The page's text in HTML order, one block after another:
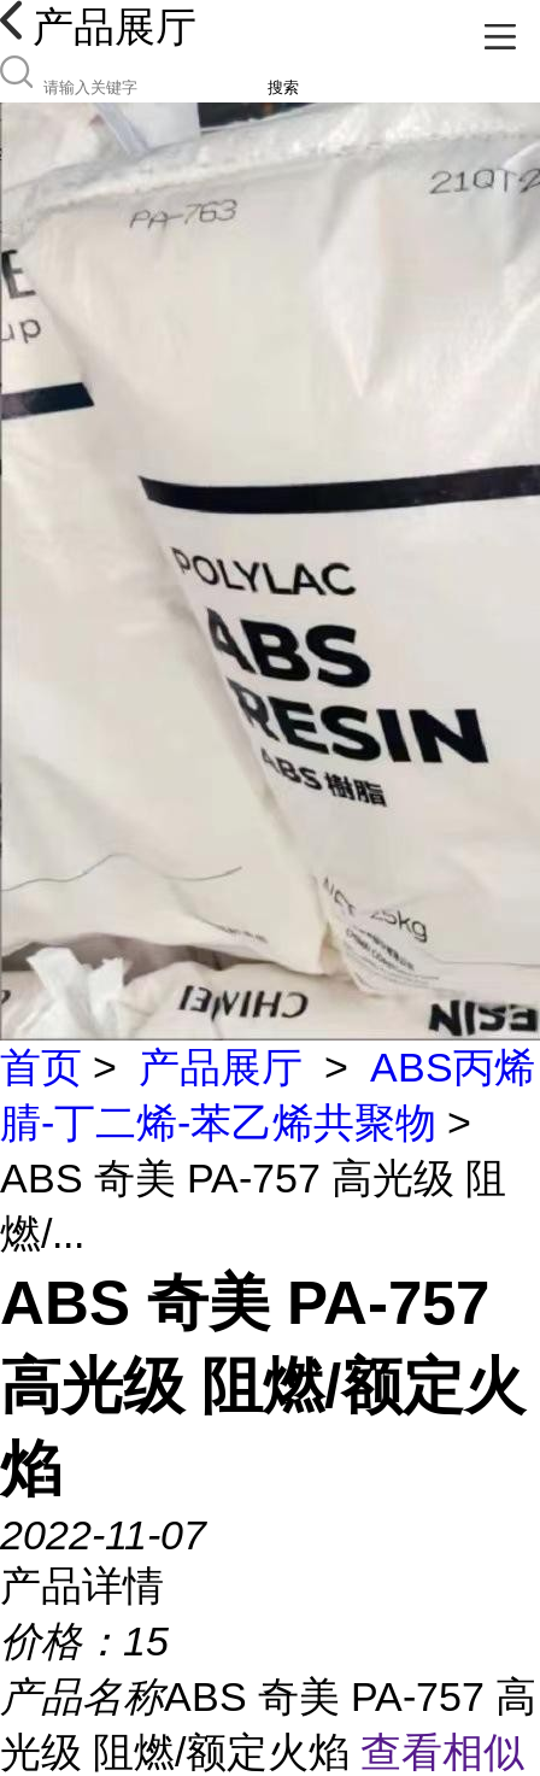
产品展厅
搜索
首页 > 产品展厅 > ABS丙烯
腈-丁二烯-苯乙烯共聚物 >
ABS 奇美 PA-757 高光级 阻
燃/...
ABS 奇美 PA-757
高光级 阻燃/额定火
焰
2022-11-07
产品详情
价格： 15
产品名称ABS 奇美 PA-757 高
光级 阻燃/额定火焰 查看相似